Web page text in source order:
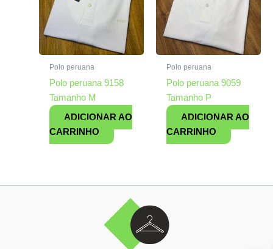
Polo peruana
Polo peruana 9158
Tamanho M
ADICIONAR AO
CARRINHO
Polo peruana
Polo peruana 9059
Tamanho P
ADICIONAR AO
CARRINHO